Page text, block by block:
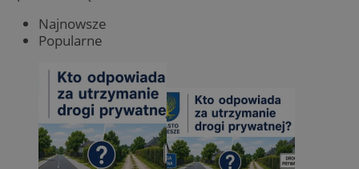
Najnowsze
Popularne